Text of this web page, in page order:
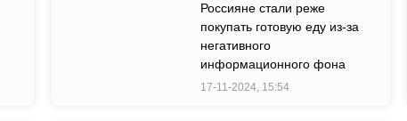
Россияне стали реже
покупать готовую еду из-за
негативного
информационного фона
17-11-2024, 15:54